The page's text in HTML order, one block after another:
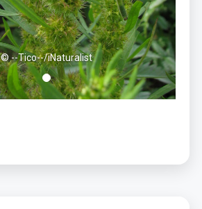
© --Tico--/iNaturalist